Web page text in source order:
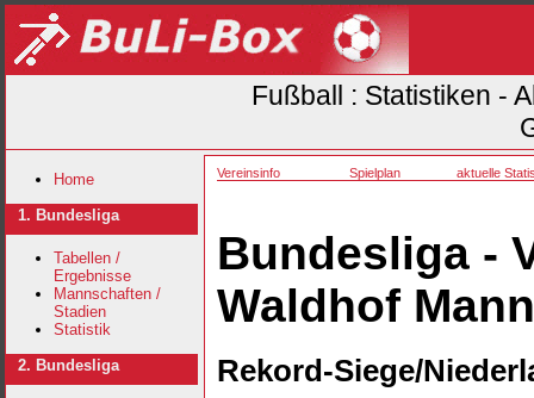
Fußball : Statistiken -
Home
1. Bundesliga
Tabellen /
Ergebnisse
Mannschaften /
Stadien
Statistik
2. Bundesliga
Vereinsinfo Spielplan aktuelle
Bundesliga -
Waldhof
Rekord-Siege/